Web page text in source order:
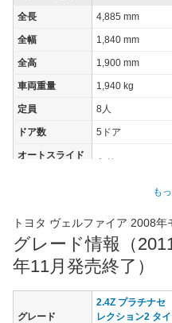
全長 4,885 mm
全幅 1,840 mm
全高 1,900 mm
車両重量 1,940 kg
定員 8人
ドア数 5ドア
オートスライド
あり
最高トルク 344 [35.1]/ 4,000
過給機 -
(前)
235/50R18 97V
も
トヨタ ヴェルファイア 2008年
グレード情報（
年11月発売終了）
グレード
2.4Z プラチナセ
レクション2 タイ